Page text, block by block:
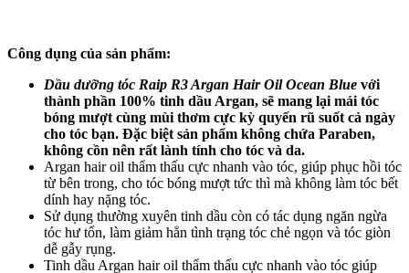
Công dụng của sản phẩm:
Dầu dưỡng tóc Raip R3 Argan Hair Oil Ocean Blue với
thành phần 100% tinh dầu Argan, sẽ mang lại mái tóc
bóng mượt cùng mùi thơm cực kỳ quyến rũ suốt cả ngày
cho tóc bạn. Đặc biệt sản phẩm không chứa Paraben,
không cồn nên rất lành tính cho tóc và da.
Argan hair oil thẩm thấu cực nhanh vào tóc, giúp phục hồi tóc
từ bên trong, cho tóc bóng mượt tức thì mà không làm tóc bết
dính hay nặng tóc.
Sử dụng thường xuyên tinh dầu còn có tác dụng ngăn ngừa
tóc hư tổn, làm giảm hẳn tình trạng tóc chẻ ngọn và tóc giòn
dễ gẫy rụng.
Tinh dầu Argan hair oil thẩm thấu cực nhanh vào tóc giúp